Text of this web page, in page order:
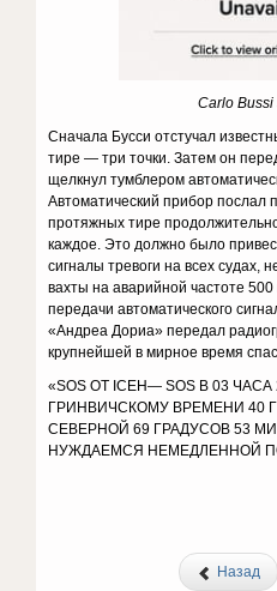
Carlo Bussi
Сначала Бусси отстучал
тире — три точки. Затем он
щелкнул тумблером
Автоматический прибор послал
протяжных тире
каждое. Это должно было
сигналы тревоги на всех судах,
вахты на аварийной частоте
передачи автоматического
«Андреа Дориа» передал
крупнейшей в мирное время
«SOS ОТ ICEH— SOS В 03
ГРИНВИЧСКОМУ ВРЕМЕНИ 40
СЕВЕРНОЙ 69 ГРАДУСОВ 53
НУЖДАЕМСЯ НЕМЕДЛЕННОЙ
Назад